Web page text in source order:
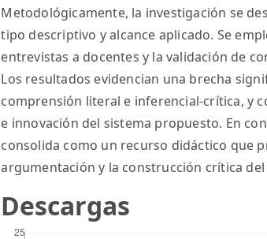
Metodológicamente, la investigación se
tipo descriptivo y alcance aplicado. Se
entrevistas a docentes y la validación de
Los resultados evidencian una brecha
comprensión literal e inferencial-crítica, y
e innovación del sistema propuesto. En
consolida como un recurso didáctico que
argumentación y la construcción crítica
Descargas